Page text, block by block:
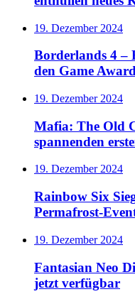
19. Dezember 2024
Borderlands 4 –
den Game
19. Dezember 2024
Mafia: The Old
spannenden
19. Dezember 2024
Rainbow Six
Permafrost-
19. Dezember 2024
Fantasian Neo
jetzt verfügbar